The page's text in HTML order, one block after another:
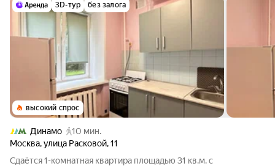
3D-тур без залога
высокий спрос
Динамо
10 мин.
Москва,улица Расковой,11
Сдаётся 1-комнатная квартира площадью 31 кв.м. с